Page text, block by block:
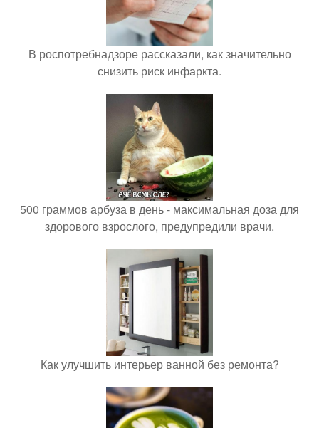
В роспотребнадзоре рассказали, как значительно
снизить риск инфаркта.
500 граммов арбуза в день - максимальная доза для
здорового взрослого, предупредили врачи.
Как улучшить интерьер ванной без ремонта?